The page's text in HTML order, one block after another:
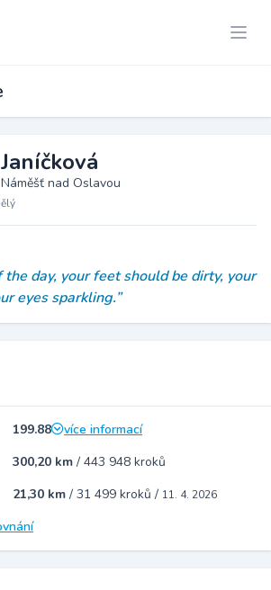
nad Oslavou
the day, your feet should be dirty, your
eyes sparkling.”
199.88
více informací
300,20 km / 443 948 kroků
21,30 km / 31 499 kroků / 11. 4. 2026